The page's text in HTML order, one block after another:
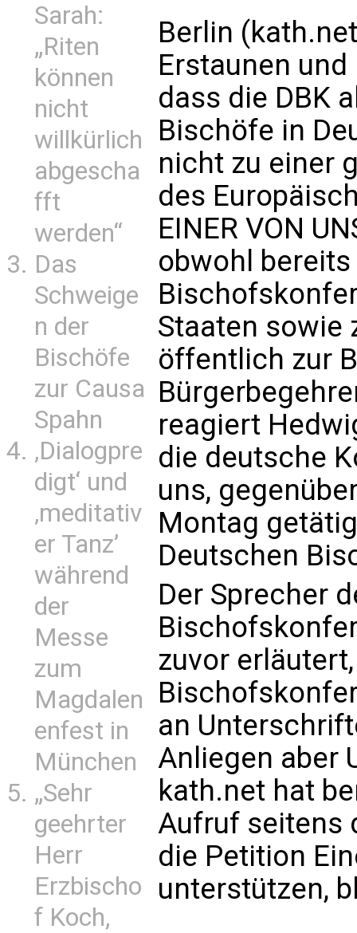
Sarah:
„Riten
können
nicht
willkürlich
abgescha
fft
werden“
Das
Schweige
n der
Bischöfe
zur Causa
Spahn
‚Dialogpre
digt‘ und
‚meditativ
er Tanz’
während
der
Messe
zum
Magdalen
enfest in
München
„Sehr
geehrter
Herr
Erzbischo
f Koch,
Berlin
Erstaunen
dass die DBK
Bischöfe in
nicht zu einer
des
EINER VON
obwohl
Staaten sowie
öffentlich zur
reagiert
die deutsche
uns,
Montag
Deutschen
Der Sprecher
zuvor
an
Anliegen aber
kath.net hat
Aufruf seitens
die Petition
unterstützen,